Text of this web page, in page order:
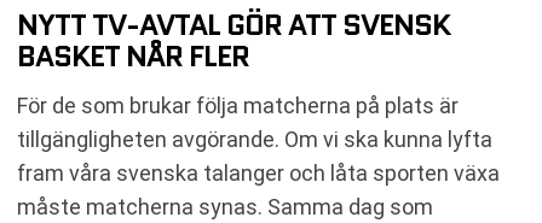
NYTT TV-AVTAL GÖR ATT SVENSK
BASKET NÅR FLER
För de som brukar följa matcherna på plats är
tillgängligheten avgörande. Om vi ska kunna lyfta
fram våra svenska talanger och låta sporten växa
måste matcherna synas. Samma dag som